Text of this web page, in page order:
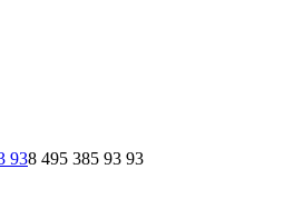
938 495 385 93 93